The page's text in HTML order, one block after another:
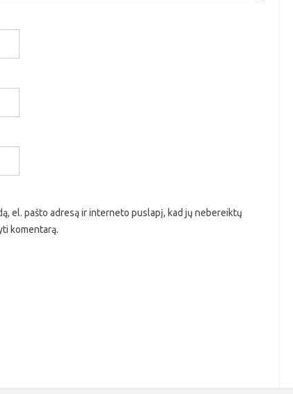
el. pašto adresą ir interneto puslapį, kad jų nebereiktų
komentarą.